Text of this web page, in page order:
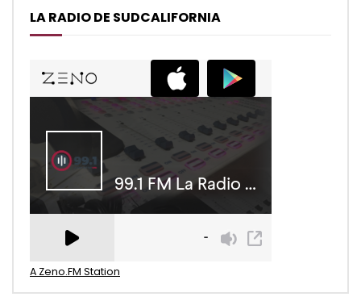
LA RADIO DE SUDCALIFORNIA
A Zeno.FM Station